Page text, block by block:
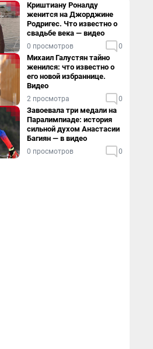
Криштиану Роналду
женится на Джорджине
Родригес. Что известно о
свадьбе века — видео
0 просмотров 0
Михаил Галустян тайно
женился: что известно о
его новой избраннице.
Видео
2 просмотра 0
Завоевала три медали на
Паралимпиаде: история
сильной духом Анастасии
Багиян — в видео
0 просмотров 0